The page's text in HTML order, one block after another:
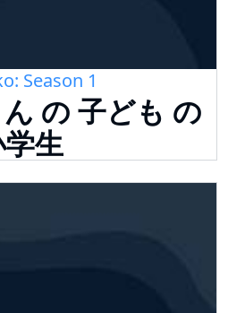
Season 1
の 子ども の
生